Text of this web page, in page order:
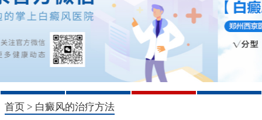
1 2 3 4
首页 > 白癜风的治疗方法